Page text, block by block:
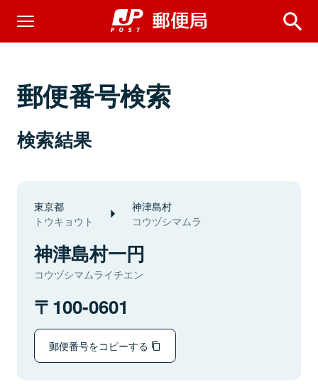
郵便番号検索
検索結果
東京都
トウキョウト
神津島村
コウヅシマムラ
神津島村一円
コウヅシマムライチエン
100-0601
郵便番号をコピーする